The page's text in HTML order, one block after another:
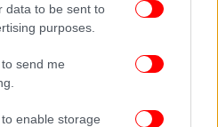
data to be sent to
purposes.
send me
enable storage